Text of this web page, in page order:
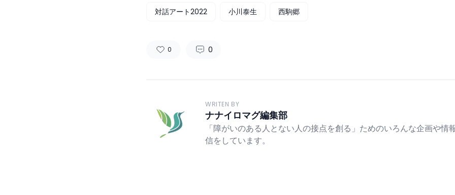
対話アート2022 小川泰生 西駒郷
0 0
WRITEN BY
ナナイロマグ編集部
「障がいのある人とない人の接点を創る」ためのいろんな企画や情
信をしています。